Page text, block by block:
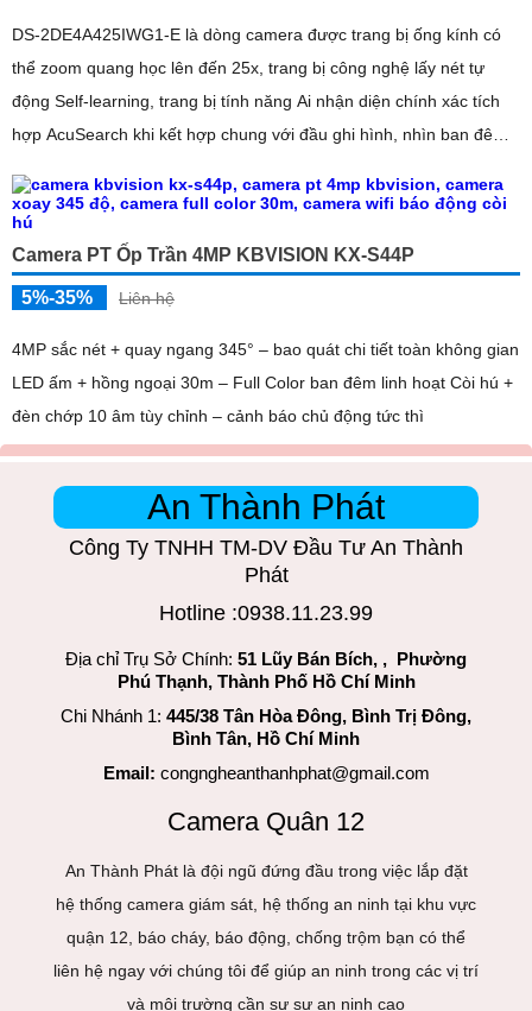
DS-2DE4A425IWG1-E là dòng camera được trang bị ống kính có
thể zoom quang học lên đến 25x, trang bị công nghệ lấy nét tự
động Self-learning, trang bị tính năng Ai nhận diện chính xác tích
hợp AcuSearch khi kết hợp chung với đầu ghi hình, nhìn ban đêm
Camera PT Ốp Trần 4MP KBVISION KX-S44P
5%-35% Liên hệ
4MP sắc nét + quay ngang 345° – bao quát chi tiết toàn không gian
LED ấm + hồng ngoại 30m – Full Color ban đêm linh hoạt Còi hú +
đèn chớp 10 âm tùy chỉnh – cảnh báo chủ động tức thì
An Thành Phát
Công Ty TNHH TM-DV Đầu Tư An Thành
Phát
Hotline :0938.11.23.99
Địa chỉ Trụ Sở Chính: 51 Lũy Bán Bích, , Phường
Phú Thạnh, Thành Phố Hồ Chí Minh
Chi Nhánh 1: 445/38 Tân Hòa Đông, Bình Trị Đông,
Bình Tân, Hồ Chí Minh
Email: congngheanthanhphat@gmail.com
Camera Quân 12
An Thành Phát là đội ngũ đứng đầu trong việc lắp đặt
hệ thống camera giám sát, hệ thống an ninh tại khu vực
quận 12, báo cháy, báo động, chống trộm bạn có thể
liên hệ ngay với chúng tôi để giúp an ninh trong các vị trí
và môi trường cần sự sự an ninh cao